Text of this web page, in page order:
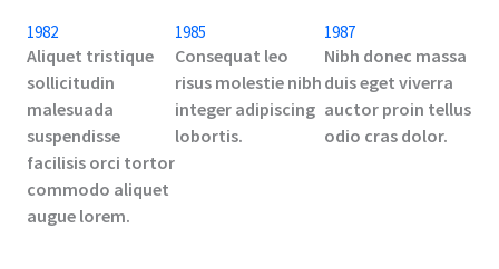
1982
Aliquet tristique
sollicitudin
malesuada
suspendisse
facilisis orci tortor
commodo aliquet
augue lorem.
1985
Consequat leo
risus molestie nibh
integer adipiscing
lobortis.
1987
Nibh donec massa
duis eget viverra
auctor proin tellus
odio cras dolor.